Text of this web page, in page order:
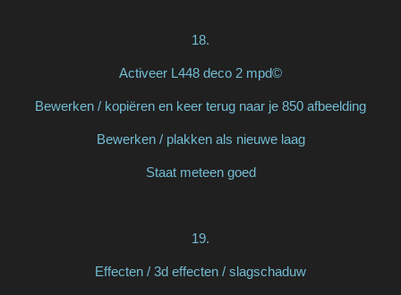
18.
Activeer L448 deco 2 mpd©
Bewerken / kopiëren en keer terug naar je 850 afbeelding
Bewerken / plakken als nieuwe laag
Staat meteen goed
19.
Effecten / 3d effecten / slagschaduw